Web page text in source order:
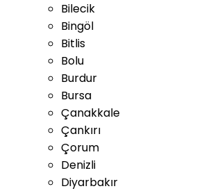
Bilecik
Bingöl
Bitlis
Bolu
Burdur
Bursa
Çanakkale
Çankırı
Çorum
Denizli
Diyarbakır